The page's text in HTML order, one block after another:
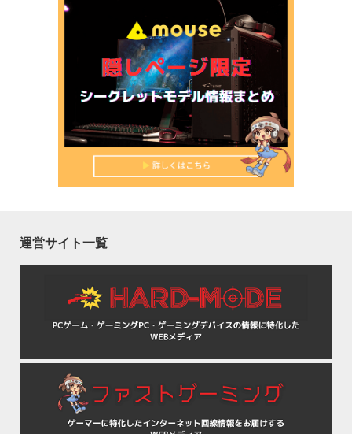
運営サイト一覧